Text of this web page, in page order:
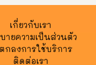
เกี่ยวกับเรา
ายความเป็นส่วนตัว
กลงการใช้บริการ
ติดต่อเรา